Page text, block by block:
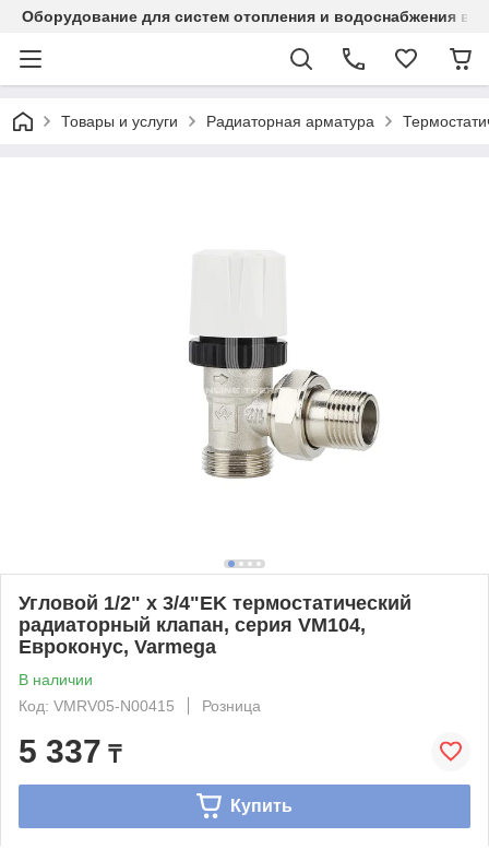
Оборудование для систем отопления и водоснабжения в
Товары и услуги Радиаторная арматура
Угловой 1/2" x 3/4"EK термостатический
радиаторный клапан, серия VM104,
Евроконус, Varmega
В наличии
Код: VMRV05-N00415
Розница
5 337 ₸
Купить